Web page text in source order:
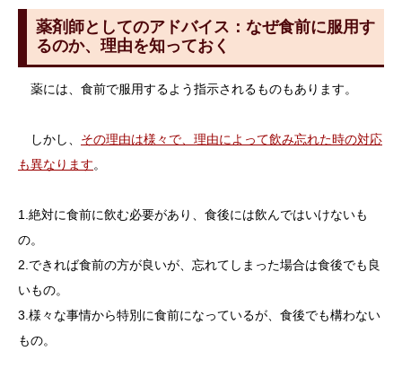
薬剤師としてのアドバイス：なぜ食前に服用す
るのか、理由を知っておく
薬には、食前で服用するよう指示されるものもあります。
しかし、 その理由は様々で、理由によって飲み忘れた時の対応
も異なります。
1.絶対に食前に飲む必要があり、食後には飲んではいけないも
の。
2.できれば食前の方が良いが、忘れてしまった場合は食後でも良
いもの。
3.様々な事情から特別に食前になっているが、食後でも構わない
もの。